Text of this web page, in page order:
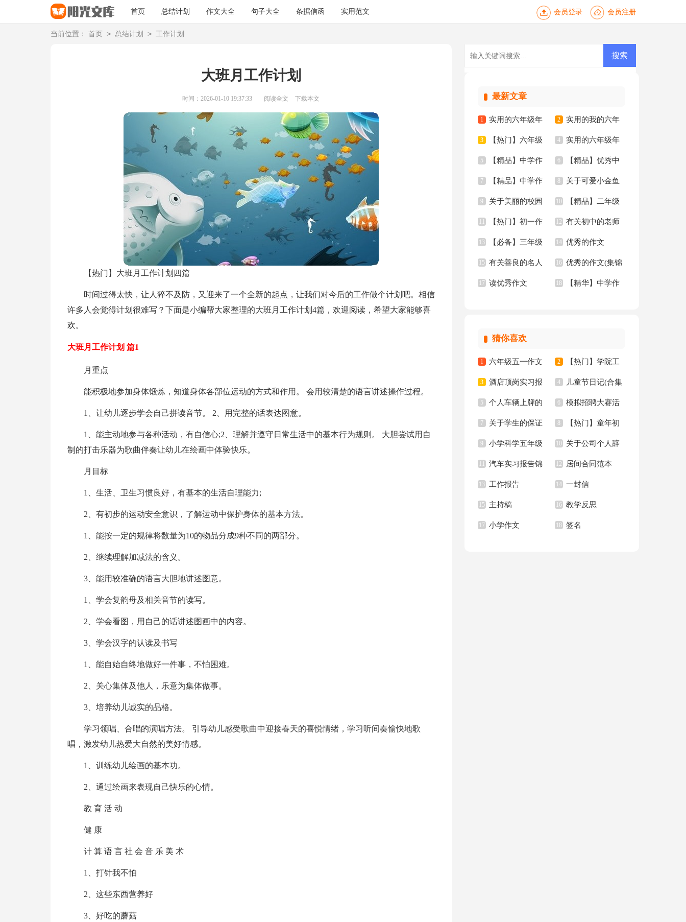
首页 总结计划 作文大全 句子大全 条据信函 实用范文 会员登录 会员注册
当前位置： 首页 > 总结计划 > 工作计划
大班月工作计划
时间：2026-01-10 19:37:33 阅读全文 下载本文
【热门】大班月工作计划四篇
时间过得太快，让人猝不及防，又迎来了一个全新的起点，让我们对今后的工作做个计划吧。相信
许多人会觉得计划很难写？下面是小编帮大家整理的大班月工作计划4篇，欢迎阅读，希望大家能够喜
欢。
大班月工作计划 篇1
月重点
能积极地参加身体锻炼，知道身体各部位运动的方式和作用。 会用较清楚的语言讲述操作过程。
1、让幼儿逐步学会自己拼读音节。 2、用完整的话表达图意。
1、能主动地参与各种活动，有自信心;2、理解并遵守日常生活中的基本行为规则。 大胆尝试用自
制的打击乐器为歌曲伴奏让幼儿在绘画中体验快乐。
月目标
1、生活、卫生习惯良好，有基本的生活自理能力;
2、有初步的运动安全意识，了解运动中保护身体的基本方法。
1、能按一定的规律将数量为10的物品分成9种不同的两部分。
2、继续理解加减法的含义。
3、能用较准确的语言大胆地讲述图意。
1、学会复韵母及相关音节的读写。
2、学会看图，用自己的话讲述图画中的内容。
3、学会汉字的认读及书写
1、能自始自终地做好一件事，不怕困难。
2、关心集体及他人，乐意为集体做事。
3、培养幼儿诚实的品格。
学习领唱、合唱的演唱方法。 引导幼儿感受歌曲中迎接春天的喜悦情绪，学习听间奏愉快地歌
唱，激发幼儿热爱大自然的美好情感。
1、训练幼儿绘画的基本功。
2、通过绘画来表现自己快乐的心情。
教 育 活 动
健 康
计 算 语 言 社 会 音 乐 美 术
1、打针我不怕
2、这些东西营养好
3、好吃的蘑菇
最新文章
1 实用的六年级年
的作文300字4篇
2 实用的我的六年
级小学作文锦集7篇
3 【热门】六年级
的作文集锦5篇
4 实用的六年级年
的作文300字合集9篇
5 【精品】中学作
文合集6篇
6 【精品】优秀中
学作文合集八篇
7 【精品】中学作
文汇编五篇
8 关于可爱小金鱼
二年级作文十篇
9 关于美丽的校园
三年级作文汇编7篇
10 【精品】二年级
家乡作文3篇
11 【热门】初一作
文汇编5篇
12 有关初中的老师
作文锦集十篇
13 【必备】三年级
优秀作文6篇
14 优秀的作文
【精】
15 有关善良的名人
名言
16 优秀的作文(集锦
15篇)
17 读优秀作文 18 【精华】中学作
猜你喜欢
1 六年级五一作文
300字集锦7篇
2 【热门】学院工
作计划四篇
3 酒店顶岗实习报
告十篇
4 儿童节日记(合集
15篇)
5 个人车辆上牌的
委托书
6 模拟招聘大赛活
动总结
7 关于学生的保证
书汇总八篇
8 【热门】童年初
中作文300字集锦十
篇
9 小学科学五年级
上册教学计划
10 关于公司个人辞
职报告汇总6篇
11 汽车实习报告锦
集八篇
12 居间合同范本
13 工作报告 14 一封信
15 主持稿 16 教学反思
17 小学作文 18 签名